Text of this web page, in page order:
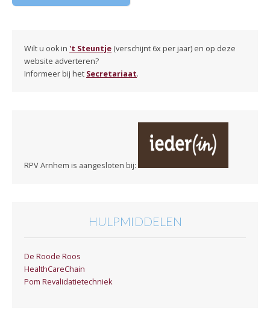
Wilt u ook in 't Steuntje (verschijnt 6x per jaar) en op deze
website adverteren?
Informeer bij het Secretariaat.
RPV Arnhem is aangesloten bij:
HULPMIDDELEN
De Roode Roos
HealthCareChain
Pom Revalidatietechniek